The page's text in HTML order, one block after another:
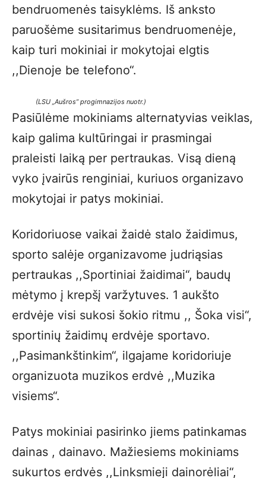
bendruomenės taisyklėms. Iš anksto
paruošėme susitarimus bendruomenėje,
kaip turi mokiniai ir mokytojai elgtis
,,Dienoje be telefono“.
(LSU „Aušros” progimnazijos nuotr.)
Pasiūlėme mokiniams alternatyvias veiklas,
kaip galima kultūringai ir prasmingai
praleisti laiką per pertraukas. Visą dieną
vyko įvairūs renginiai, kuriuos organizavo
mokytojai ir patys mokiniai.
Koridoriuose vaikai žaidė stalo žaidimus,
sporto salėje organizavome judriąsias
pertraukas ,,Sportiniai žaidimai“, baudų
mėtymo į krepšį varžytuves. 1 aukšto
erdvėje visi sukosi šokio ritmu ,, Šoka visi“,
sportinių žaidimų erdvėje sportavo.
,,Pasimankštinkim“, ilgajame koridoriuje
organizuota muzikos erdvė ,,Muzika
visiems“.
Patys mokiniai pasirinko jiems patinkamas
dainas , dainavo. Mažiesiems mokiniams
sukurtos erdvės ,,Linksmieji dainorėliai“,